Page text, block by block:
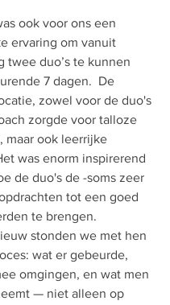
ook voor ons een
ervaring om vanuit
twee duo’s te kunnen
7 dagen.  De
zowel voor de duo's
zorgde voor talloze
maar ook leerrijke
was enorm inspirerend
de duo's de -soms zeer
tot een goed
te brengen.
stonden we met hen
wat er gebeurde,
omgingen, en wat men
— niet alleen op